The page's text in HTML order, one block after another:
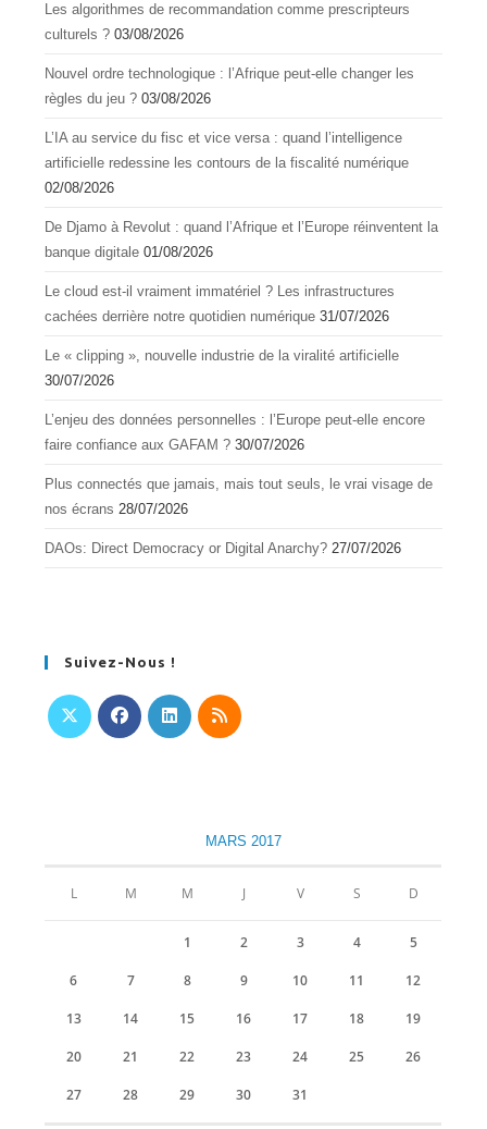
Les algorithmes de recommandation comme prescripteurs
culturels ? 03/08/2026
Nouvel ordre technologique : l’Afrique peut-elle changer les
règles du jeu ? 03/08/2026
L’IA au service du fisc et vice versa : quand l’intelligence
artificielle redessine les contours de la fiscalité numérique
02/08/2026
De Djamo à Revolut : quand l’Afrique et l’Europe réinventent la
banque digitale 01/08/2026
Le cloud est-il vraiment immatériel ? Les infrastructures
cachées derrière notre quotidien numérique 31/07/2026
Le « clipping », nouvelle industrie de la viralité artificielle
30/07/2026
L’enjeu des données personnelles : l’Europe peut-elle encore
faire confiance aux GAFAM ? 30/07/2026
Plus connectés que jamais, mais tout seuls, le vrai visage de
nos écrans 28/07/2026
DAOs: Direct Democracy or Digital Anarchy? 27/07/2026
Suivez-Nous !
nouvel
MARS 2017
L M M J V S D
1 2 3 4 5
6 7 8 9 10 11 12
13 14 15 16 17 18 19
20 21 22 23 24 25 26
27 28 29 30 31